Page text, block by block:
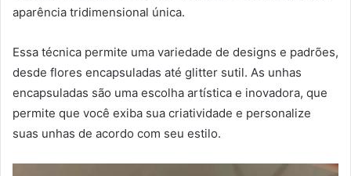
aparência tridimensional única.
Essa técnica permite uma variedade de designs e padrões,
desde flores encapsuladas até glitter sutil. As unhas
encapsuladas são uma escolha artística e inovadora, que
permite que você exiba sua criatividade e personalize
suas unhas de acordo com seu estilo.